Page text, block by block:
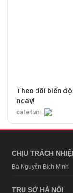
Theo dõi biến
ngay!
cafef.vn
CHỊU TRÁCH
Bà Nguyễn Bích Minh
TRỤ SỞ HÀ NỘI